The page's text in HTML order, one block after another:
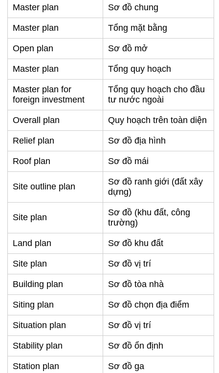
Master plan Sơ đồ chung
Master plan Tổng mặt bằng
Open plan Sơ đồ mở
Master plan Tổng quy hoạch
Master plan for
foreign investment
Tổng quy hoạch cho đầu
tư nước ngoài
Overall plan Quy hoạch trên toàn diện
Relief plan Sơ đồ địa hình
Roof plan Sơ đồ mái
Site outline plan
Sơ đồ ranh giới (đất xây
dựng)
Site plan
Sơ đồ (khu đất, công
trường)
Land plan Sơ đồ khu đất
Site plan Sơ đồ vị trí
Building plan Sơ đồ tòa nhà
Siting plan Sơ đồ chọn địa điểm
Situation plan Sơ đồ vị trí
Stability plan Sơ đồ ổn định
Station plan Sơ đồ ga